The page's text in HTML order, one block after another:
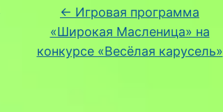
← Игровая программа
«Широкая Масленица» на
конкурсе «Весёлая карусель»